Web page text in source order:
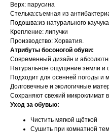
Верх: парусина
Стелька:съемная из
Подошва:из натурального каучука
Крепление: липучки
Производство: Хорватия.
Атрибуты босоногой обуви:
Современный дизайн и
Натуральное ощущение земли и
Подходит для осенней погоды и
Долговечные и экологичные
Сохраняют свежий микроклимат
Уход за обувью:
Чистить мягкой щёткой
Сушить при комнатной